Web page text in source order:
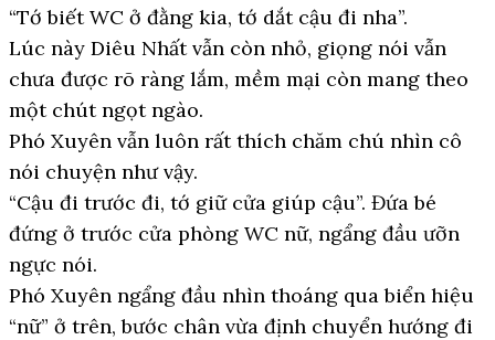
“Tớ biết WC ở đằng kia, tớ dắt cậu đi nha”.
Lúc này Diêu Nhất vẫn còn nhỏ, giọng nói vẫn
chưa được rõ ràng lắm, mềm mại còn mang theo
một chút ngọt ngào.
Phó Xuyên vẫn luôn rất thích chăm chú nhìn cô
nói chuyện như vậy.
“Cậu đi trước đi, tớ giữ cửa giúp cậu”. Đứa bé
đứng ở trước cửa phòng WC nữ, ngẩng đầu ưỡn
ngực nói.
Phó Xuyên ngẩng đầu nhìn thoáng qua biển hiệu
“nữ” ở trên, bước chân vừa định chuyển hướng đi